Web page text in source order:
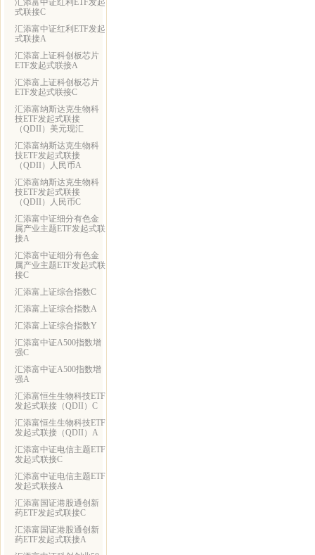
汇添富中证红利ETF发起
式联接C
汇添富中证红利ETF发起
式联接A
汇添富上证科创板芯片
ETF发起式联接A
汇添富上证科创板芯片
ETF发起式联接C
汇添富纳斯达克生物科
技ETF发起式联接
（QDII）美元现汇
汇添富纳斯达克生物科
技ETF发起式联接
（QDII）人民币A
汇添富纳斯达克生物科
技ETF发起式联接
（QDII）人民币C
汇添富中证细分有色金
属产业主题ETF发起式联
接A
汇添富中证细分有色金
属产业主题ETF发起式联
接C
汇添富上证综合指数C
汇添富上证综合指数A
汇添富上证综合指数Y
汇添富中证A500指数增
强C
汇添富中证A500指数增
强A
汇添富恒生生物科技ETF
发起式联接（QDII）C
汇添富恒生生物科技ETF
发起式联接（QDII）A
汇添富中证电信主题ETF
发起式联接C
汇添富中证电信主题ETF
发起式联接A
汇添富国证港股通创新
药ETF发起式联接C
汇添富国证港股通创新
药ETF发起式联接A